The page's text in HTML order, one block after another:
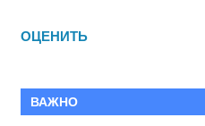
ОЦЕНИТЬ
ВАЖНО